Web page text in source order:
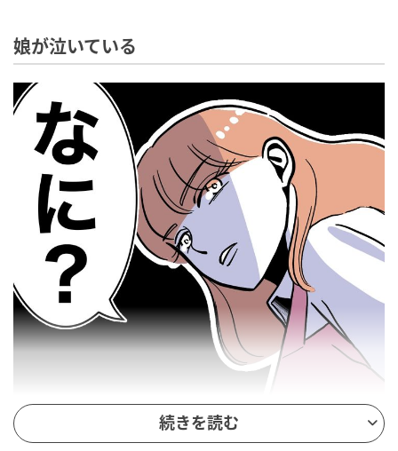
娘が泣いている
続きを読む